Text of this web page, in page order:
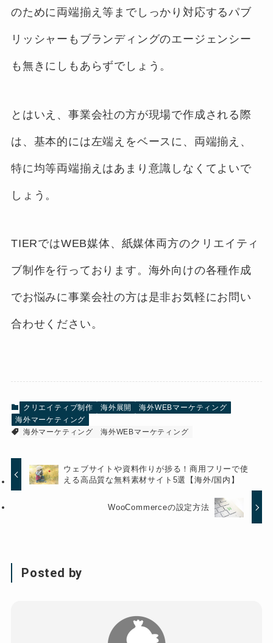
のために両端揃え等までしっかり対応するパブ
リッシャーもブランディングのエージェンシー
も無きにしもあらずでしょう。
とはいえ、事業会社の方が現場で作成される際
は、基本的には左端えをベースに、両端揃え、
特に均等両端揃えはあまり意識しなくてよいで
しょう。
TIERではWEB媒体、紙媒体両方のクリエイティ
ブ制作を行っております。海外向けの各種作成
でお悩みに事業会社の方は是非お気軽にお問い
合わせください。
クリエイティブ制作 海外展開
海外WEBマーケティング
海外マーケティング
海外マーケティング
海外WEBマーケティング
ウェブサイトや資料作りが捗る！商用フリーで使
える高品質な無料素材サイト5選【海外/国内】
WooCommerceの設定方法
Posted by